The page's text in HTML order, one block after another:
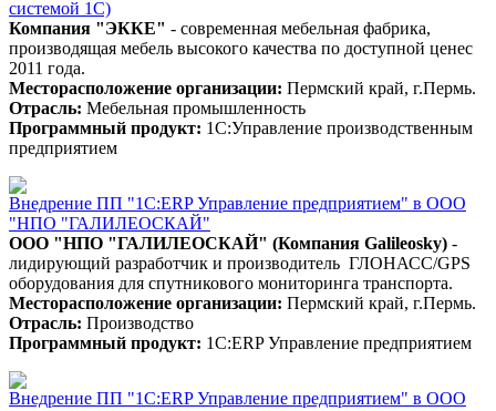
системой 1С)
Компания "ЭККЕ" - современная мебельная фабрика,
производящая мебель высокого качества по доступной ценес
2011 года.
Месторасположение организации: Пермский край, г.Пермь.
Отрасль: Мебельная промышленность
Программный продукт: 1С:Управление производственным
предприятием
Внедрение ПП "1С:ERP Управление предприятием" в ООО
"НПО "ГАЛИЛЕОСКАЙ"
ООО "НПО "ГАЛИЛЕОСКАЙ" (Компания Galileosky) -
лидирующий разработчик и производитель ГЛОНАСС/GPS
оборудования для спутникового мониторинга транспорта.
Месторасположение организации: Пермский край, г.Пермь.
Отрасль: Производство
Программный продукт: 1С:ERP Управление предприятием
Внедрение ПП "1С:ERP Управление предприятием" в ООО